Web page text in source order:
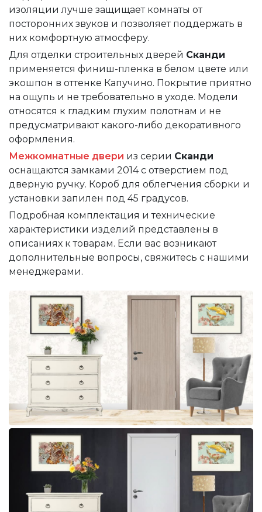
изоляции лучше защищает комнаты от
посторонних звуков и позволяет поддержать в
них комфортную атмосферу.
Для отделки строительных дверей Сканди
применяется финиш-пленка в белом цвете или
экошпон в оттенке Капучино. Покрытие приятно
на ощупь и не требовательно в уходе. Модели
относятся к гладким глухим полотнам и не
предусматривают какого-либо декоративного
оформления.
Межкомнатные двери из серии Сканди
оснащаются замками 2014 с отверстием под
дверную ручку. Короб для облегчения сборки и
установки запилен под 45 градусов.
Подробная комплектация и технические
характеристики изделий представлены в
описаниях к товарам. Если вас возникают
дополнительные вопросы, свяжитесь с нашими
менеджерами.